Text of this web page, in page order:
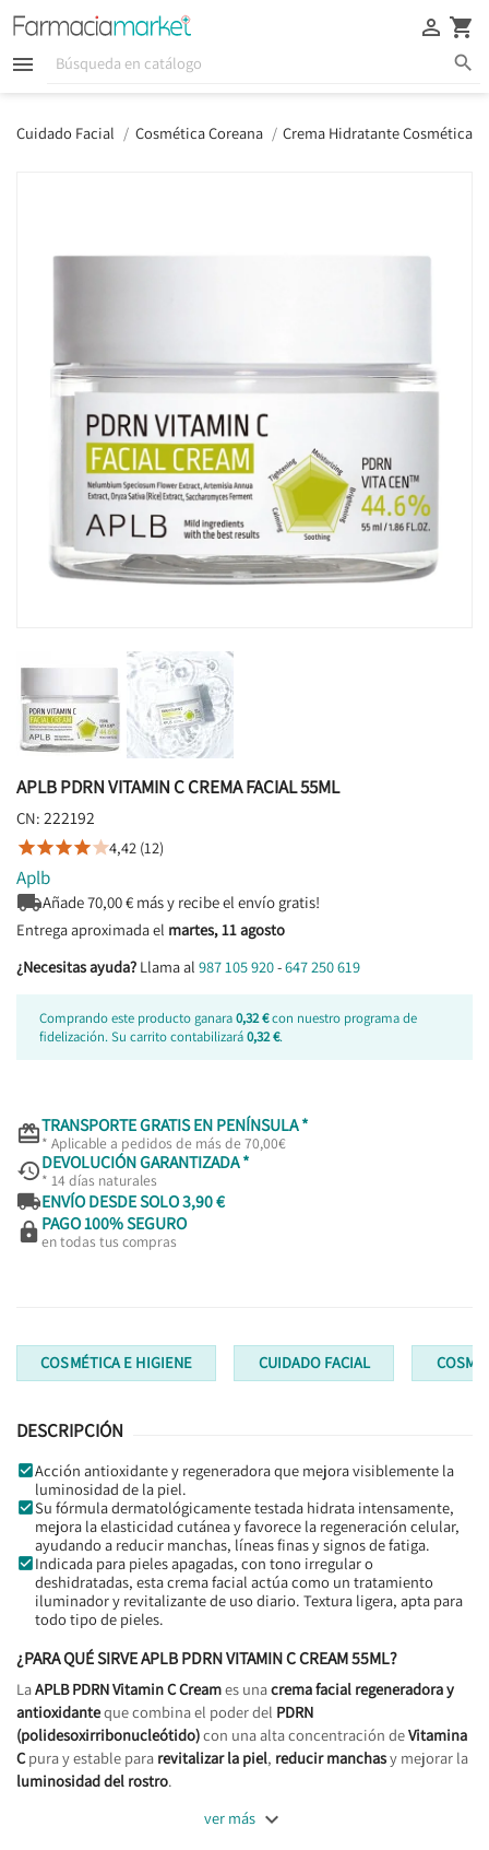
  
 
Cuidado Facial Cosmética Coreana Crema Hidratante Cosmética
APLB PDRN VITAMIN C CREMA FACIAL 55ML
CN: 222192
4,42 (12)
Aplb
Añade70,00€ más y recibe el envío gratis!
Entrega aproximada el martes, 11 agosto
¿Necesitas ayuda? Llama al 987 105 920-647 250 619
Comprando este producto ganara0,32 €con nuestro programa de
fidelización. Su carrito contabilizará0,32 €.
TRANSPORTE GRATIS EN PENÍNSULA *
* Aplicable a pedidos de más de 70,00€
DEVOLUCIÓN GARANTIZADA *
* 14 días naturales
ENVÍO DESDE SOLO 3,90 €
 PAGO 100% SEGURO
en todas tus compras
COSMÉTICA E HIGIENE CUIDADO FACIAL
DESCRIPCIÓN
Acción antioxidante y regeneradora que mejora visiblemente la
luminosidad de la piel.
Su fórmula dermatológicamente testada hidrata intensamente,
mejora la elasticidad cutánea y favorece la regeneración celular,
ayudando a reducir manchas, líneas finas y signos de fatiga.
Indicada para pieles apagadas, con tono irregular o
deshidratadas, esta crema facial actúa como un tratamiento
iluminador y revitalizante de uso diario. Textura ligera, apta para
todo tipo de pieles.
¿PARA QUÉ SIRVE APLB PDRN VITAMIN C CREAM 55ML?
LaAPLB PDRN Vitamin C Creames unacrema facial regeneradora y
antioxidanteque combina el poder del PDRN
(polidesoxirribonucleótido)con una alta concentración deVitamina
Cpura y estable para revitalizar la piel, reducir manchasy mejorar la
luminosidad del rostro.
ver más 